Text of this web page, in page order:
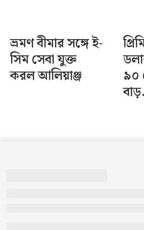
ভ্রমণ বীমার সঙ্গে ই-
সিম সেবা যুক্ত
করল আলিয়াঞ্জ
৯০